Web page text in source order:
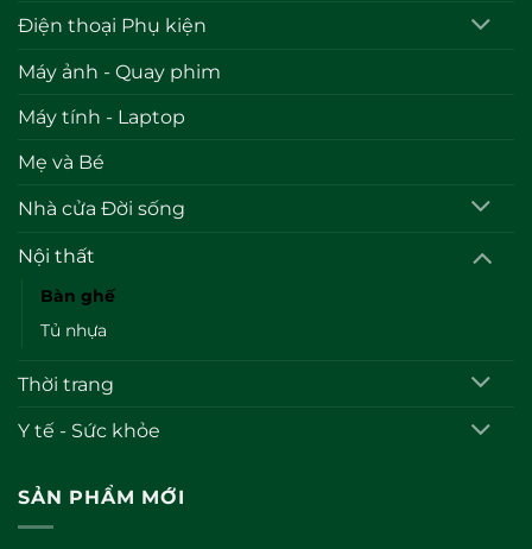
Điện thoại Phụ kiện
Máy ảnh - Quay phim
Máy tính - Laptop
Mẹ và Bé
Nhà cửa Đời sống
Nội thất
Bàn ghế
Tủ nhựa
Thời trang
Y tế - Sức khỏe
SẢN PHẨM MỚI